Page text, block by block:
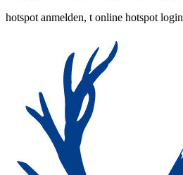
hotspot anmelden, t online hotspot login